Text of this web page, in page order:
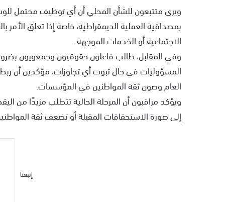
ويرى متتبعون للشأن المحلي أن أي توظيف محتمل
بمصداقية العملية الديمقراطية، خاصة إذا تعلق الأمر
الاجتماعية أو الخدمات الموجهة.
وفي المقابل، طالب فاعلون حقوقيون وجمعويون
المسؤوليات في حال ثبوت أي تجاوزات، مؤكدين أن
العام وصون ثقة المواطنين في المؤسسات.
ويؤكد مراقبون أن المرحلة الحالية تتطلب مزيدًا من
إلى صورة الاستحقاقات المقبلة أو تضعف ثقة
إتبعنا